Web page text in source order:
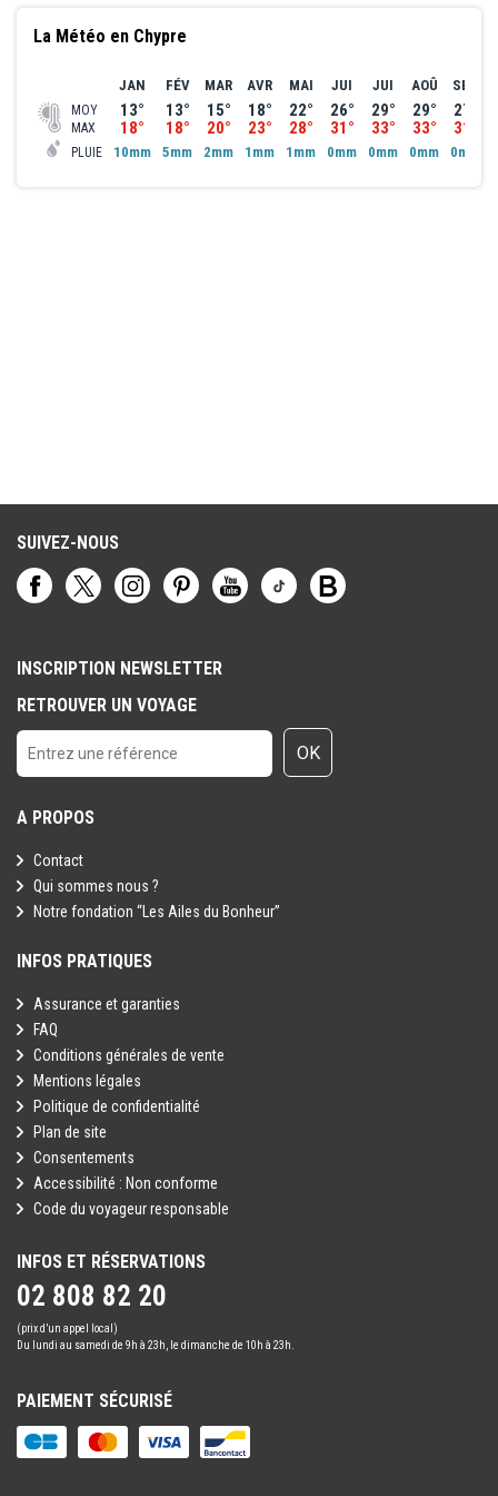
La Météo en Chypre
MOY
MAX
PLUIE
JAN
13°
18°
10mm
FÉV
13°
18°
5mm
MAR
15°
20°
2mm
AVR
18°
23°
1mm
MAI
22°
28°
1mm
JUI
26°
31°
0mm
JUI
29°
33°
0mm
AOÛ
29°
33°
0mm
SEP
27°
31°
0mm
SUIVEZ-NOUS
INSCRIPTION NEWSLETTER
RETROUVER UN VOYAGE
OK
A PROPOS
Contact
Qui sommes nous ?
Notre fondation “Les Ailes du Bonheur”
INFOS PRATIQUES
Assurance et garanties
FAQ
Conditions générales de vente
Mentions légales
Politique de confidentialité
Plan de site
Consentements
Accessibilité : Non conforme
Code du voyageur responsable
INFOS ET RÉSERVATIONS
02 808 82 20
(prix d’un appel local)
Du lundi au samedi de 9h à 23h, le dimanche de 10h à 23h.
PAIEMENT SÉCURISÉ